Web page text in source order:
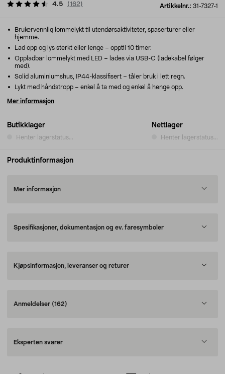
Artikkelnr.: 31-7327-1
4.5 (162)
Butikklager
Henter lagerstatus...
Nettlager
Henter lagerstatus...
Brukervennlig lommelykt til utendørsaktiviteter, spaserturer eller
hjemme.
Lad opp og lys sterkt eller lenge – opptil 10 timer.
Oppladbar lommelykt med LED – lades via USB-C (ladekabel følger
med).
Solid aluminiumshus, IP44-klassifisert – tåler bruk i lett regn.
Lykt med håndstropp – enkel å ta med og enkel å henge opp.
Mer informasjon
Produktinformasjon
Mer informasjon
Spesifikasjoner, dokumentasjon og ev. faresymboler
Kjøpsinformasjon, leveranser og returer
Anmeldelser (162)
Eksperten svarer